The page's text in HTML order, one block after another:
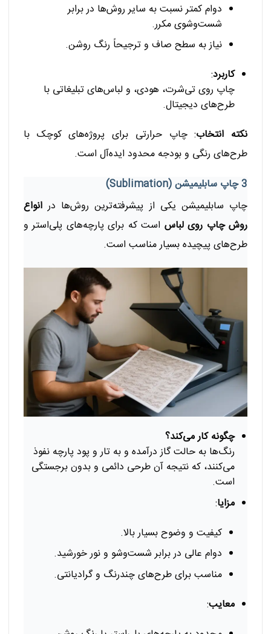
دوام کمتر نسبت به سایر روش‌ها در برابر
شست‌وشوی مکرر.
نیاز به سطح صاف و ترجیحاً رنگ روشن.
کاربرد:
چاپ روی تی‌شرت، هودی، و لباس‌های تبلیغاتی با
طرح‌های دیجیتال.
نکته انتخاب: چاپ حرارتی برای پروژه‌های کوچک با
طرح‌های رنگی و بودجه محدود ایده‌آل است.
3 چاپ سابلیمیشن (Sublimation)
چاپ سابلیمیشن یکی از پیشرفته‌ترین روش‌ها در انواع
روش چاپ روی لباس است که برای پارچه‌های پلی‌استر و
طرح‌های پیچیده بسیار مناسب است.
چگونه کار می‌کند؟
رنگ‌ها به حالت گاز درآمده و به تار و پود پارچه نفوذ
می‌کنند، که نتیجه آن طرحی دائمی و بدون برجستگی
است.
مزایا:
کیفیت و وضوح بسیار بالا.
دوام عالی در برابر شست‌وشو و نور خورشید.
مناسب برای طرح‌های چندرنگ و گرادیانتی.
معایب: